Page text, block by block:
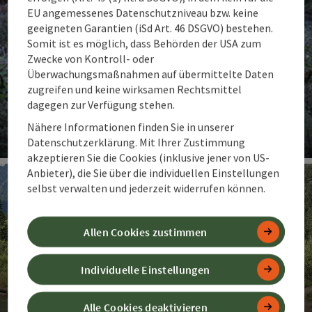
Angebote bei Regenwetter
Schiederweiher Hinterstoder
EU angemessenes Datenschutzniveau bzw. keine
geeigneten Garantien (iSd Art. 46 DSGVO) bestehen.
Somit ist es möglich, dass Behörden der USA zum
Zwecke von Kontroll- oder
Überwachungsmaßnahmen auf übermittelte Daten
zugreifen und keine wirksamen Rechtsmittel
dagegen zur Verfügung stehen.
Nähere Informationen finden Sie in unserer
Datenschutzerklärung. Mit Ihrer Zustimmung
akzeptieren Sie die Cookies (inklusive jener von US-
Anbieter), die Sie über die individuellen Einstellungen
selbst verwalten und jederzeit widerrufen können.
Alle Cookies deaktivieren
Individuelle Einstellungen
Allen Cookies zustimmen